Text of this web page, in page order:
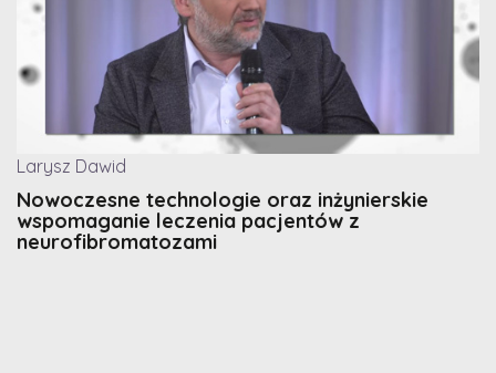
Larysz Dawid
Nowoczesne technologie oraz inżynierskie
wspomaganie leczenia pacjentów z
neurofibromatozami